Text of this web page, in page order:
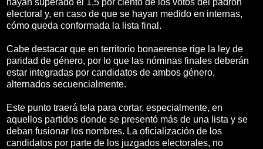
hayan superado el 1,5 por ciento de los votos del padrón
electoral y, en caso de que se hayan medido en internas,
cómo queda conformada la lista final.
Cabe destacar que en territorio bonaerense rige la ley de
paridad de género, por lo que las nóminas finales deberán
estar integradas por candidatos de ambos género,
alternados secuencialmente.
Este punto traerá tela para cortar, especialmente, en
aquellos partidos donde se presentó más de una lista y se
deban fusionar los nombres. La oficialización de los
candidatos por parte de los juzgados electorales, no